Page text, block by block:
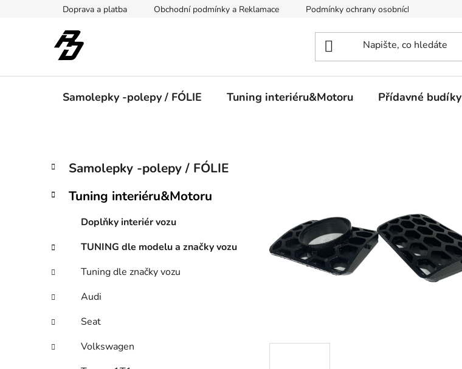
Doprava a platba Obchodní podmínky a Reklamace Podmínky ochrany osobních údajů
Samolepky -polepy / FÓLIE Tuning interiéru&Motoru Přídavné budíky
P
s
a
n
n
p
a
e
Přeskočit
kategorie
K
a
e
i
e
Samolepky -polepy / FÓLIE
Tuning interiéru&Motoru
Doplňky interiér vozu
TUNING dle modelu a značky vozu
Tuning dle značky vozu
Audi
Seat
Volkswagen